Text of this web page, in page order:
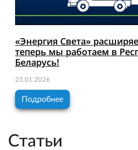
«Энергия Света»
теперь мы работаем в
Беларусь!
23.01.2026
Подробнее
Статьи